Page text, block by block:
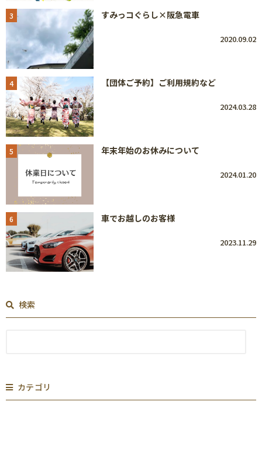
3 すみっコぐらし×阪急電車
2020.09.02
4 【団体ご予約】ご利用規約など
2024.03.28
5 年末年始のお休みについて
2024.01.20
6 車でお越しのお客様
2023.11.29
検索
カテゴリ